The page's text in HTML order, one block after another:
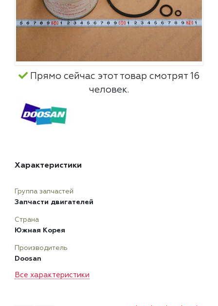
Прямо сейчас этот товар смотрят 16
человек.
Характеристики
Все характеристики
Группа запчастей
Запчасти двигателей
Страна
Южная Корея
Производитель
Doosan